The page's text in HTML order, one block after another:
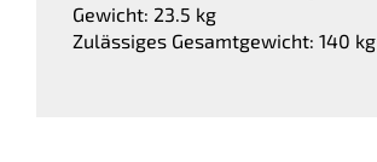
Gewicht: 23.5 kg
Zulässiges Gesamtgewicht: 140 kg